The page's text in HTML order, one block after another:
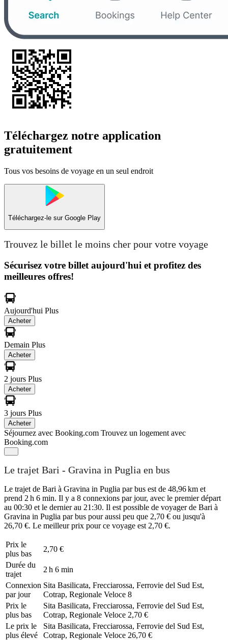
Téléchargez notre application
gratuitement
Tous vos besoins de voyage en un seul endroit
Téléchargez-le sur Google Play
Trouvez le billet le moins cher pour votre voyage
Sécurisez votre billet aujourd'hui et profitez des
meilleures offres!
Aujourd'hui Plus
Acheter
Demain Plus
Acheter
2 jours Plus
Acheter
3 jours Plus
Acheter
Séjournez avec Booking.com Trouvez un logement avec
Booking.com
Le trajet Bari - Gravina in Puglia en bus
Le trajet de Bari à Gravina in Puglia par bus est de 48,96 km et
prend 2 h 6 min. Il y a 8 connexions par jour, avec le premier départ
au 00:30 et le dernier au 21:30. Il est possible de voyager de Bari à
Gravina in Puglia par bus pour aussi peu que 2,70 € ou jusqu'à
26,70 €. Le meilleur prix pour ce voyage est 2,70 €.
Prix ​​le
plus bas
2,70 €
Durée du
trajet
2 h 6 min
Connexion
par jour
Sita Basilicata, Frecciarossa, Ferrovie del Sud Est,
Cotrap, Regionale Veloce 8
Prix ​​le
plus bas
Sita Basilicata, Frecciarossa, Ferrovie del Sud Est,
Cotrap, Regionale Veloce 2,70 €
Le prix le
plus élevé
Sita Basilicata, Frecciarossa, Ferrovie del Sud Est,
Cotrap, Regionale Veloce 26,70 €